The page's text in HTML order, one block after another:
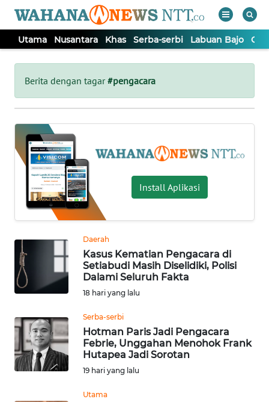
Utama Nusantara Khas Serba-serbi Labuan Bajo
Berita dengan tagar#pengacara
Install Aplikasi
Daerah
Kasus Kematian Pengacara di
Setiabudi Masih Diselidiki, Polisi
Dalami Seluruh Fakta
18 hari yang lalu
Serba-serbi
Hotman Paris Jadi Pengacara
Febrie, Unggahan Menohok Frank
Hutapea Jadi Sorotan
19 hari yang lalu
Utama
Tutup
UTAMA
NUSANTARA
KHAS
SERBA-
SERBI
LABUAN
BAJO
Informasi
INDEKS